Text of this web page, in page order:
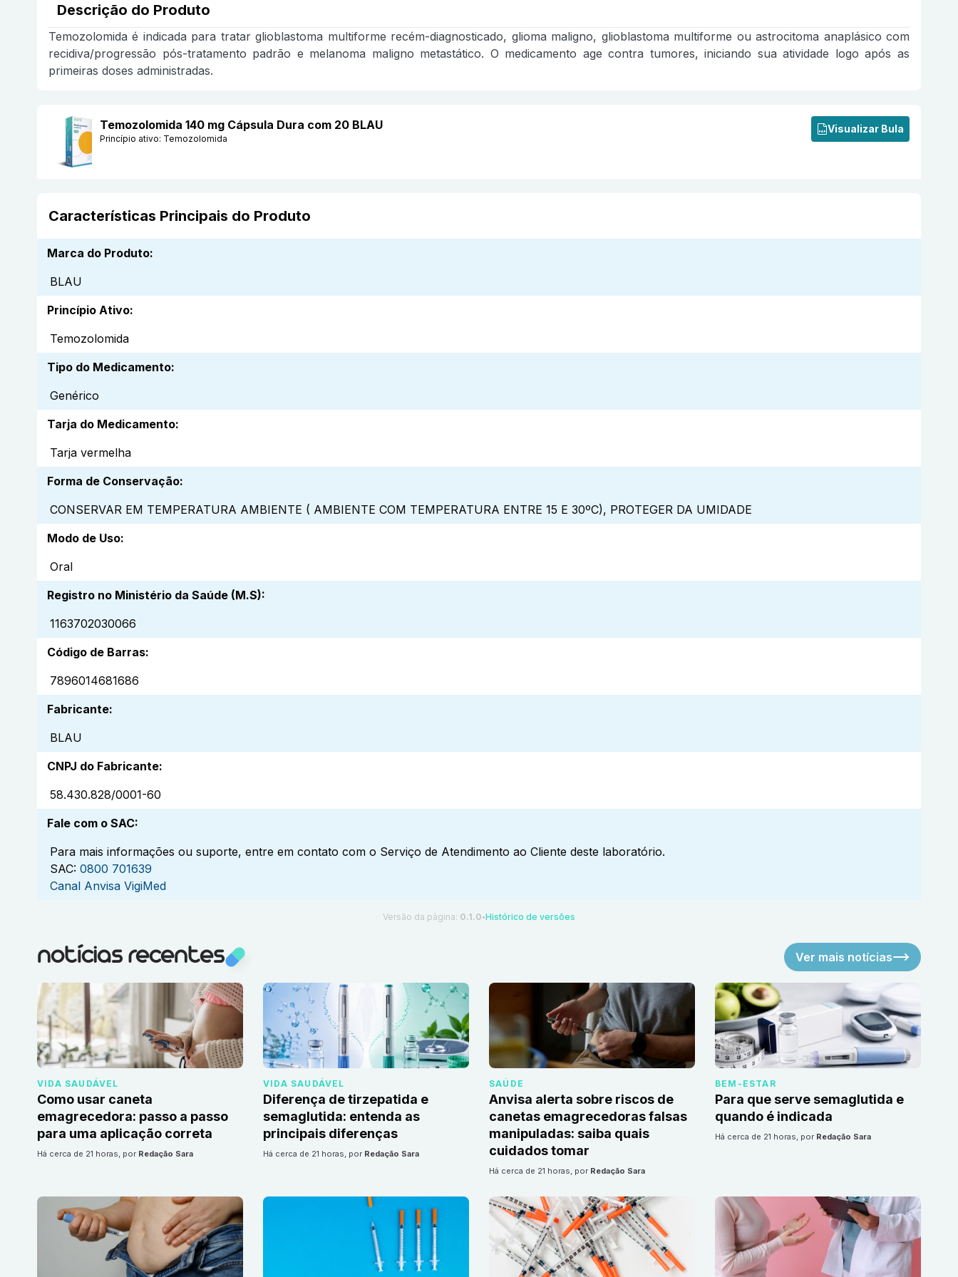
Descrição do Produto
Temozolomida é indicada para tratar glioblastoma multiforme recém-diagnosticado, glioma maligno, glioblastoma multiforme ou astrocitoma anaplásico com
recidiva/progressão pós-tratamento padrão e melanoma maligno metastático. O medicamento age contra tumores, iniciando sua atividade logo após as
primeiras doses administradas.
Temozolomida 140 mg Cápsula Dura com 20 BLAU
Princípio ativo: Temozolomida
Visualizar Bula
Características Principais do Produto
Marca do Produto:
BLAU
Princípio Ativo:
Temozolomida
Tipo do Medicamento:
Genérico
Tarja do Medicamento:
Tarja vermelha
Forma de Conservação:
CONSERVAR EM TEMPERATURA AMBIENTE ( AMBIENTE COM TEMPERATURA ENTRE 15 E 30ºC), PROTEGER DA UMIDADE
Modo de Uso:
Oral
Registro no Ministério da Saúde (M.S):
1163702030066
Código de Barras:
7896014681686
Fabricante:
BLAU
CNPJ do Fabricante:
58.430.828/0001-60
Fale com o SAC:
Para mais informações ou suporte, entre em contato com o Serviço de Atendimento ao Cliente deste laboratório.
SAC: 0800 701639
Canal Anvisa VigiMed
Versão da página: 0.1.0 ●Histórico de versões
notícias recentes Ver mais notícias
VIDA SAUDÁVEL
Como usar caneta
emagrecedora: passo a passo
para uma aplicação correta
há cerca de 21 horas, por Redação Sara
VIDA SAUDÁVEL
Diferença de tirzepatida e
semaglutida: entenda as
principais diferenças
há cerca de 21 horas, por Redação Sara
SAÚDE
Anvisa alerta sobre riscos de
canetas emagrecedoras falsas
manipuladas: saiba quais
cuidados tomar
há cerca de 21 horas, por Redação Sara
BEM-ESTAR
Para que serve semaglutida e
quando é indicada
há cerca de 21 horas, por Redação Sara